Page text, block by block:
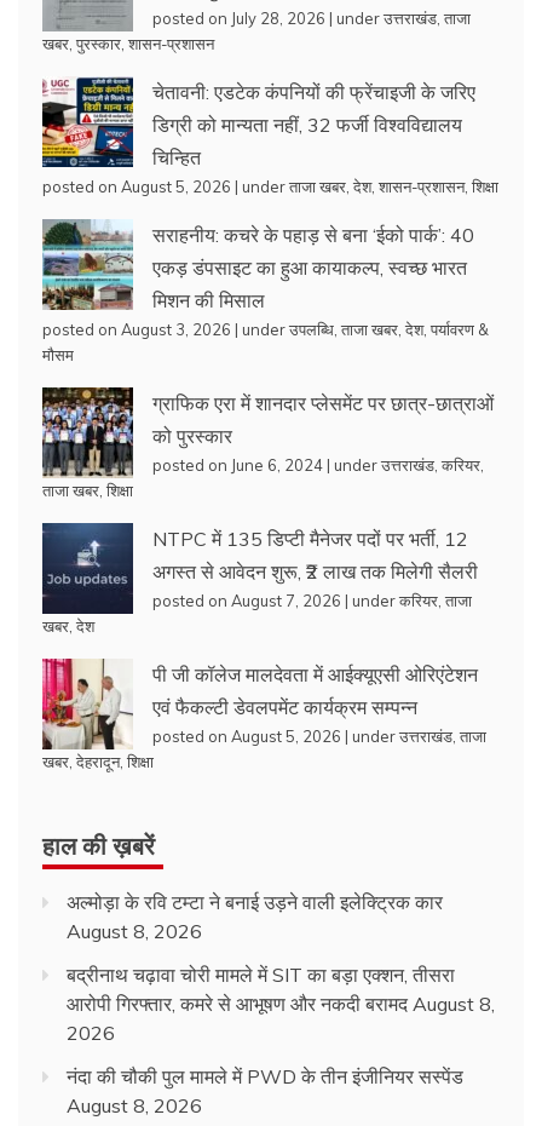
posted on July 28, 2026 | underउत्तराखंड ताजा
खबर पुरस्कार शासन-प्रशासन
चेतावनी: एडटेक कंपनियों की फ्रेंचाइजी के जरिए
डिग्री को मान्यता नहीं, 32 फर्जी विश्वविद्यालय
चिन्हित
posted on August 5, 2026 | underताजा खबर देश, शासन-प्रशासन, शिक्षा
सराहनीय: कचरे के पहाड़ से बना ‘ईको पार्क’: 40
एकड़ डंपसाइट का हुआ कायाकल्प, स्वच्छ भारत
मिशन की मिसाल
posted on August 3, 2026 | underउपलब्धि ताजा खबर देश, पर्यावरण &
मौसम
ग्राफिक एरा में शानदार प्लेसमेंट पर छात्र-छात्राओं
को पुरस्कार
posted on June 6, 2024 | underउत्तराखंड करियर
ताजा खबर शिक्षा
NTPC में 135 डिप्टी मैनेजर पदों पर भर्ती, 12
अगस्त से आवेदन शुरू, ₹2 लाख तक मिलेगी सैलरी
posted on August 7, 2026 | underकरियर ताजा
खबर देश
पी जी कॉलेज मालदेवता में आईक्यूएसी ओरिएंटेशन
एवं फैकल्टी डेवलपमेंट कार्यक्रम सम्पन्न
posted on August 5, 2026 | underउत्तराखंड ताजा
खबर देहरादून, शिक्षा
हाल की ख़बरें
अल्मोड़ा के रवि टम्टा ने बनाई उड़ने वाली इलेक्ट्रिक कार
August 8, 2026
बद्रीनाथ चढ़ावा चोरी मामले में SIT का बड़ा एक्शन, तीसरा
आरोपी गिरफ्तार, कमरे से आभूषण और नकदी बरामद August 8,
2026
नंदा की चौकी पुल मामले में PWD के तीन इंजीनियर सस्पेंड
August 8, 2026